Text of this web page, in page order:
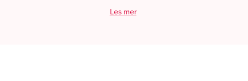
Les mer